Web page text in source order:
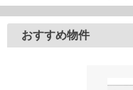
おすすめ物件